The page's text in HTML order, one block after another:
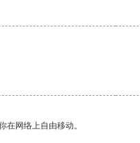
在网络上自由移动。